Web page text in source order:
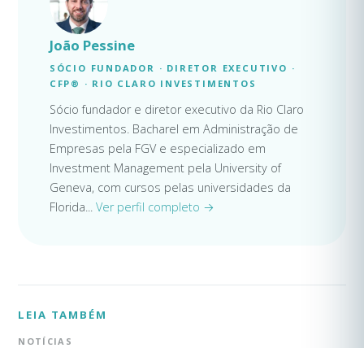
João Pessine
SÓCIO FUNDADOR · DIRETOR EXECUTIVO ·
CFP® · RIO CLARO INVESTIMENTOS
Sócio fundador e diretor executivo da Rio Claro
Investimentos. Bacharel em Administração de
Empresas pela FGV e especializado em
Investment Management pela University of
Geneva, com cursos pelas universidades da
Florida... Ver perfil completo →
LEIA TAMBÉM
NOTÍCIAS